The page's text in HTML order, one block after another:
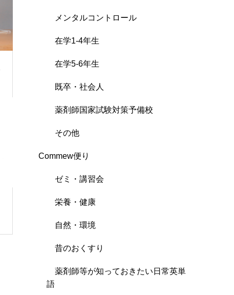
メンタルコントロール
在学1-4年生
在学5-6年生
既卒・社会人
薬剤師国家試験対策予備校
その他
Commew便り
ゼミ・講習会
栄養・健康
自然・環境
昔のおくすり
薬剤師等が知っておきたい日常英単
語